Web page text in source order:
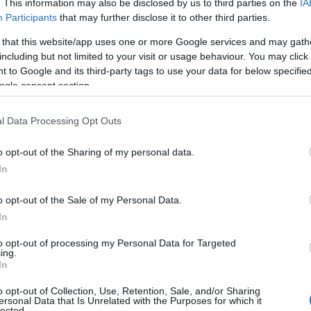
This information may also be disclosed by us to third parties on the
Participants that may further disclose it to other third parties.
that this website/app uses one or more Google services and may
but not limited to your visit or usage behaviour. You may
to Google and its third-party tags to use your data for below
consent section.
Data Processing Opt Outs
opt-out of the Sharing of my personal data.
opt-out of the Sale of my Personal Data.
opt-out of processing my Personal Data for Targeted
opt-out of Collection, Use, Retention, Sale, and/or Sharing
Data that Is Unrelated with the Purposes for which it
βαθμός ανταγωνιστικότηταςδημιούργησαν νέα
για τα front offices των ομάδων. Το
αλλάζει. Όπως ακριβώς αλλάζουν οι
εμφανίζονται σε όλα τα πεδία εν μέσω αυτής της
μπαίνει στο συρτάρι γιατί οι απαιτήσεις
σε επίπεδο πλουραλισμού σε συνάρτηση με τη
Οι ομάδες χρειάζονται ποιοτικό βάθος. Η σεζόν
την Αμερική και το ΝΒΑ) παίζονται με φουλ
που έχει στόχους κορυφής, οι παίχτες των
επιπέδου.